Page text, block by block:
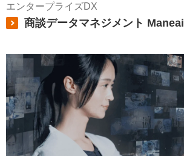
エンタープライズDX
商談データマネジメント Maneai